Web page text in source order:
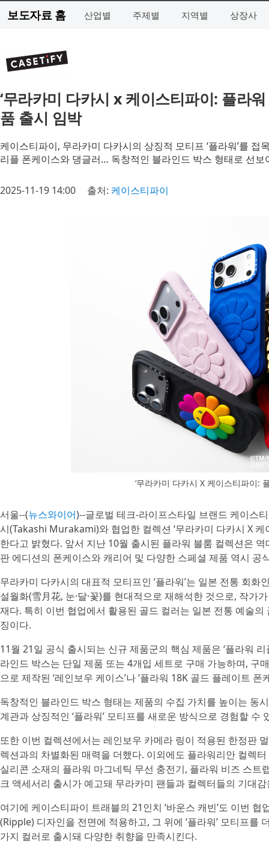
보도자료 홈 산업별 주제별 지역별 상장사
‘무라카미 다카시 x 케이스티파이: 플라
품 출시 임박
케이스티파이, 무라카미 다카시의 상징적 모티프 ‘플라워’를 접
리플 폰케이스와 댕글러… 독창적인 블라인드 박스 형태로 선보
2025-11-19 14:00 출처: 케이스티파이
‘무라카미 다카시 X 케이스티파이:
서울--(뉴스와이어)--글로벌 테크-라이프스타일 브랜드 케이스
시(Takashi Murakami)와 협업한 컬렉션 ‘무라카미 다카시 X
한다고 밝혔다. 앞서 지난 10월 출시된 플라워 블룸 컬렉션은
판 에디션의 폰케이스와 캐리어 및 다양한 스페셜 제품 역시
무라카미 다카시의 대표적 모티프인 ‘플라워’는 일본 전통 회
설월화(雪月花, 눈·달·꽃)를 현대적으로 재해석한 것으로, 작가
재다. 특히 이번 협업에서 활용된 골드 컬러는 일본 전통 예술
징이다.
11월 21일 공식 출시되는 신규 제품군의 핵심 제품은 ‘플라워
라인드 박스는 단일 제품 또는 4개입 세트로 구매 가능하며, 구
으로 제작된 ‘레인보우 케이스’나 ‘플라워 18K 골드 플레이트
독창적인 블라인드 박스 형태는 제품의 수집 가치를 높이는 동
계관과 상징적인 ‘플라워’ 모티프를 새로운 방식으로 경험할 수
또한 이번 컬렉션에서는 레인보우 카메라 링이 적용된 한정판
렉션과의 차별화된 매력을 더했다. 이외에도 플라워리안 컬렉
실리콘 소재의 플라워 마그네틱 무선 충전기, 플라워 비즈 스
크 액세서리 출시가 예고돼 무라카미 팬들과 컬렉터들의 기대
여기에 케이스티파이 트래블의 21인치 ‘바운스 캐빈’도 이번
(Ripple) 디자인을 전면에 적용하고, 그 위에 ‘플라워’ 모티프
가지 컬러로 출시돼 다양한 취향을 만족시킨다.